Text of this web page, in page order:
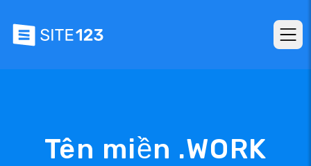
Tên miền .WORK